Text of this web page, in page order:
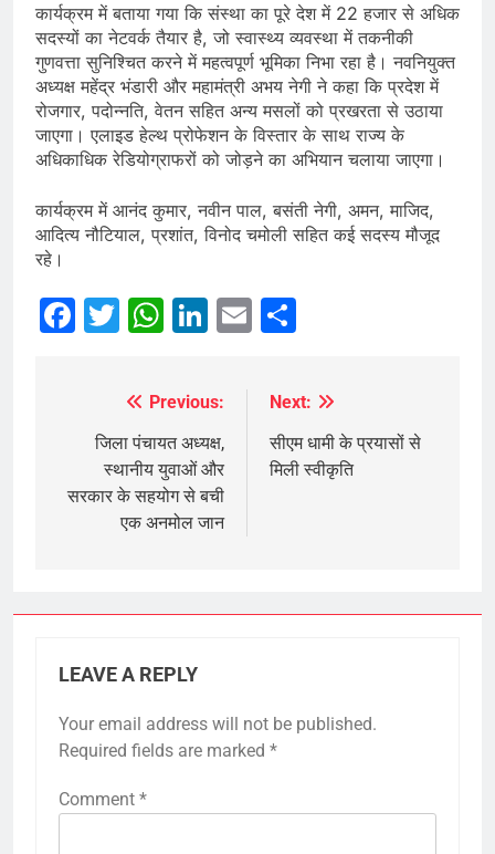
कार्यक्रम में बताया गया कि संस्था का पूरे देश में 22 हजार से अधिक
सदस्यों का नेटवर्क तैयार है, जो स्वास्थ्य व्यवस्था में तकनीकी
गुणवत्ता सुनिश्चित करने में महत्वपूर्ण भूमिका निभा रहा है। नवनियुक्त
अध्यक्ष महेंद्र भंडारी और महामंत्री अभय नेगी ने कहा कि प्रदेश में
रोजगार, पदोन्नति, वेतन सहित अन्य मसलों को प्रखरता से उठाया
जाएगा। एलाइड हेल्थ प्रोफेशन के विस्तार के साथ राज्य के
अधिकाधिक रेडियोग्राफरों को जोड़ने का अभियान चलाया जाएगा।
कार्यक्रम में आनंद कुमार, नवीन पाल, बसंती नेगी, अमन, माजिद,
आदित्य नौटियाल, प्रशांत, विनोद चमोली सहित कई सदस्य मौजूद
रहे।
Facebook
Twitter
WhatsApp
LinkedIn
Email
navigation
Previous:
जिला पंचायत अध्यक्ष,
स्थानीय युवाओं और
सरकार के सहयोग से बची
एक अनमोल जान
Next:
सीएम धामी के प्रयासों से
मिली स्वीकृति
LEAVE A REPLY
Your email address will not be published.
Required fields are marked *
Comment *